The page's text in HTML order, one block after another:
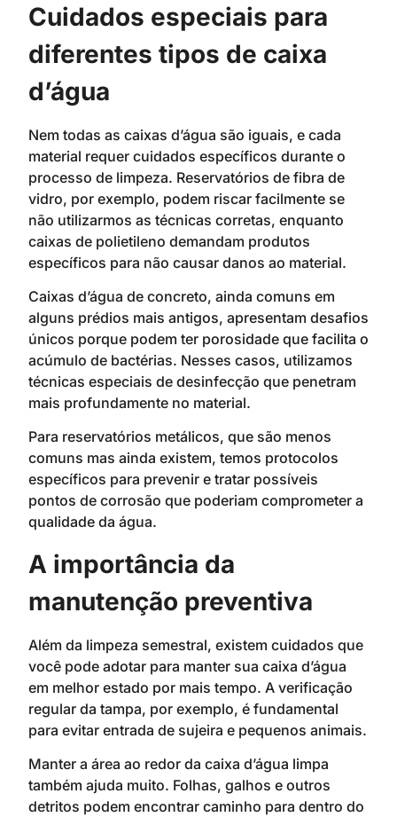
Cuidados especiais para
diferentes tipos de caixa
d’água
Nem todas as caixas d’água são iguais, e cada
material requer cuidados específicos durante o
processo de limpeza. Reservatórios de fibra de
vidro, por exemplo, podem riscar facilmente se
não utilizarmos as técnicas corretas, enquanto
caixas de polietileno demandam produtos
específicos para não causar danos ao material.
Caixas d’água de concreto, ainda comuns em
alguns prédios mais antigos, apresentam desafios
únicos porque podem ter porosidade que facilita o
acúmulo de bactérias. Nesses casos, utilizamos
técnicas especiais de desinfecção que penetram
mais profundamente no material.
Para reservatórios metálicos, que são menos
comuns mas ainda existem, temos protocolos
específicos para prevenir e tratar possíveis
pontos de corrosão que poderiam comprometer a
qualidade da água.
A importância da
manutenção preventiva
Além da limpeza semestral, existem cuidados que
você pode adotar para manter sua caixa d’água
em melhor estado por mais tempo. A verificação
regular da tampa, por exemplo, é fundamental
para evitar entrada de sujeira e pequenos animais.
Manter a área ao redor da caixa d’água limpa
também ajuda muito. Folhas, galhos e outros
detritos podem encontrar caminho para dentro do